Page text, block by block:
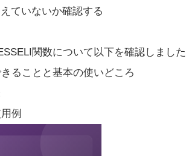
ていないか確認する
関数について以下を確認しました
ることと基本の使いどころ
例